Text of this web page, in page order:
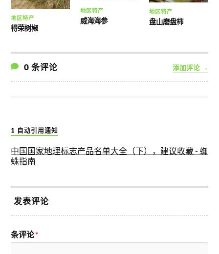
地区特产
得荣树椒
地区特产
威海海参
地区特产
盘山磨盘柿
0 条评论 添加评论 →
1 自动引用通知
中国国家地理标志产品名单大全（下），建议收藏 - 蜘
蛛指南
发表评论
条评论*